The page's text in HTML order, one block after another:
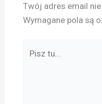
Twój adres email
Wymagane pola są